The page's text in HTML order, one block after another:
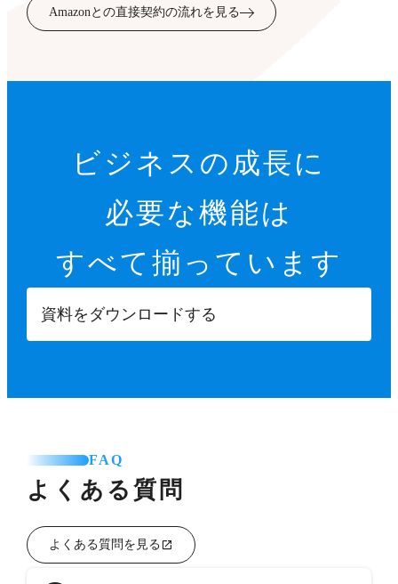
Amazonとの直接契約の流れを見る
ビジネスの成長に
必要な機能は
すべて揃っています
資料をダウンロードする
FAQ
よくある質問
よくある質問を見る